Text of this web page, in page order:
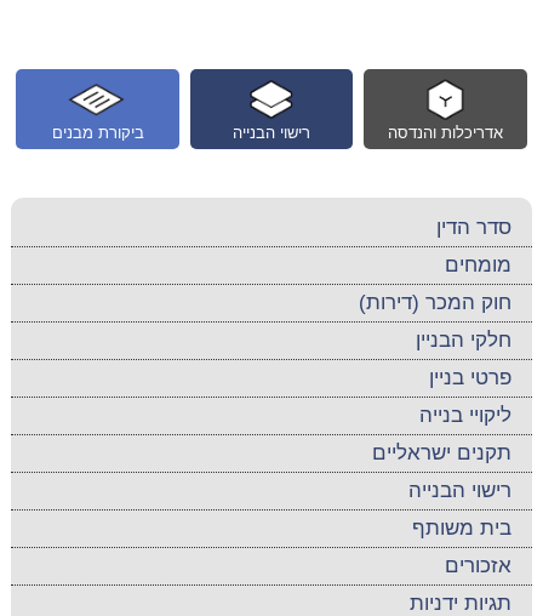
ביקורת מבנים רישוי הבנייה אדריכלות והנדסה
סדר הדין
מומחים
חוק המכר (דירות)
חלקי הבניין
פרטי בניין
ליקויי בנייה
תקנים ישראליים
רישוי הבנייה
בית משותף
אזכורים
תגיות ידניות